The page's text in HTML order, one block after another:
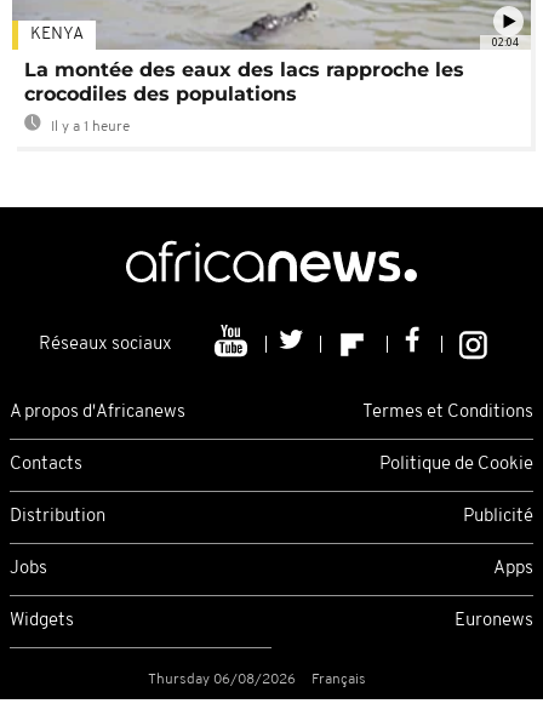
02:04
KENYA
La montée des eaux des lacs rapproche les
crocodiles des populations
Il y a 1 heure
Réseaux sociaux
A propos d'Africanews Termes et Conditions
Contacts Politique de Cookie
Distribution Publicité
Jobs Apps
Widgets Euronews
Thursday 06/08/2026